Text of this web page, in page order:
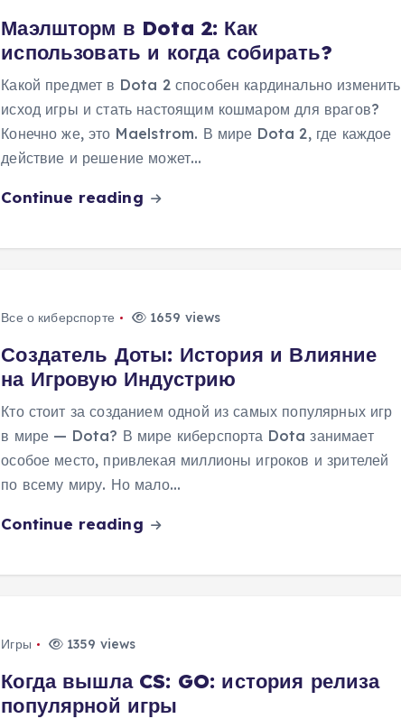
Маэлшторм в Dota 2: Как
использовать и когда собирать?
Какой предмет в Dota 2 способен кардинально изменить
исход игры и стать настоящим кошмаром для врагов?
Конечно же, это Maelstrom. В мире Dota 2, где каждое
действие и решение может…
Continue reading
Все о киберспорте 1659 views
Создатель Доты: История и Влияние
на Игровую Индустрию
Кто стоит за созданием одной из самых популярных игр
в мире — Dota? В мире киберспорта Dota занимает
особое место, привлекая миллионы игроков и зрителей
по всему миру. Но мало…
Continue reading
Игры 1359 views
Когда вышла CS: GO: история релиза
популярной игры